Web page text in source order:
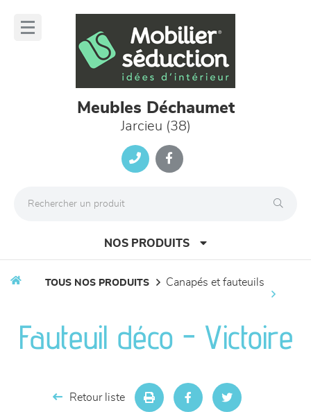
Meubles Déchaumet
Jarcieu (38)
NOS PRODUITS
séjours
meubles de complément
TOUS NOS PRODUITS canapés et fauteuils
Fauteuil déco - Victoire
Retour liste